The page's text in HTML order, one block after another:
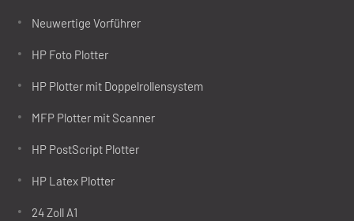
Neuwertige Vorführer
HP Foto Plotter
HP Plotter mit Doppelrollensystem
MFP Plotter mit Scanner
HP PostScript Plotter
HP Latex Plotter
24 Zoll A1